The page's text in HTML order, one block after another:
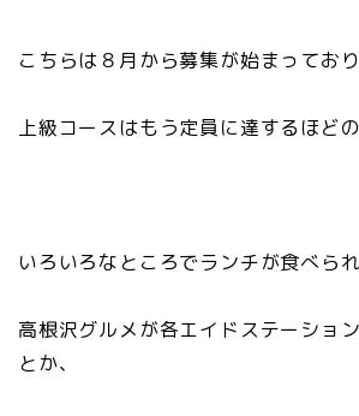
こちらは８月から募集が始まっており
上級コースはもう定員に達するほどの
いろいろなところでランチが食べられ
高根沢グルメが各エイドステーショ
とか、